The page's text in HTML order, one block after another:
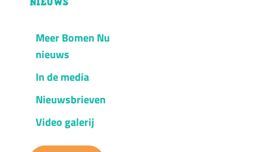
Meer Bomen Nu
nieuws
In de media
Nieuwsbrieven
Video galerij